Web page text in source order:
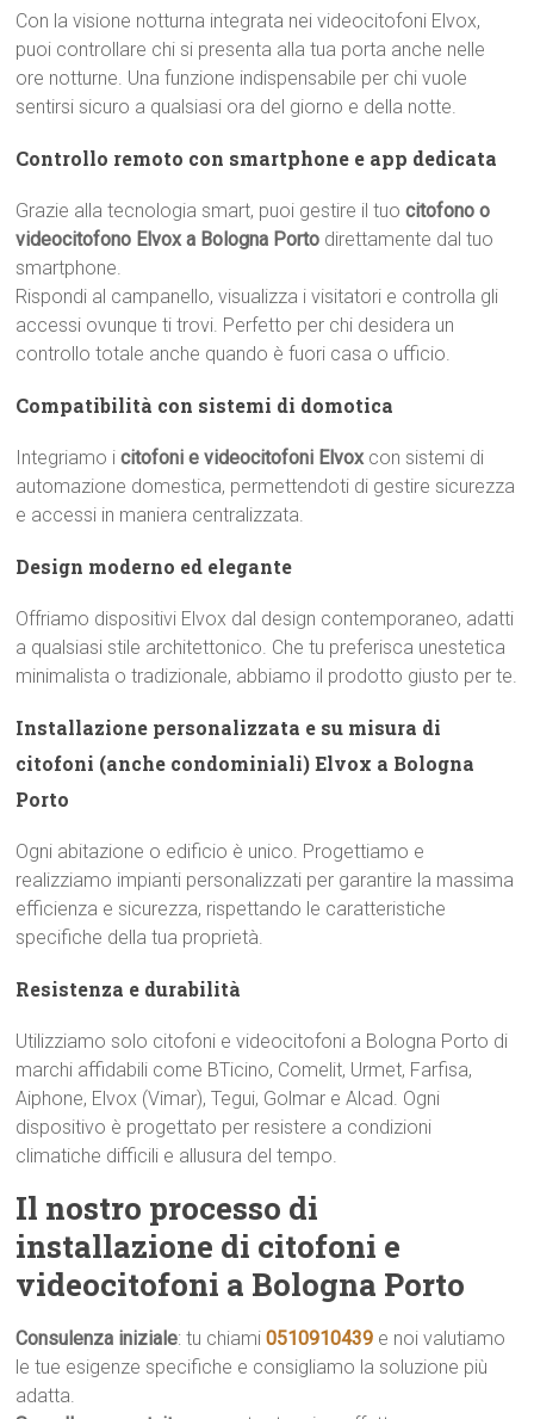
Con la visione notturna integrata nei videocitofoni Elvox,
puoi controllare chi si presenta alla tua porta anche nelle
ore notturne. Una funzione indispensabile per chi vuole
sentirsi sicuro a qualsiasi ora del giorno e della notte.
Controllo remoto con smartphone e app dedicata
Grazie alla tecnologia smart, puoi gestire il tuocitofono o
videocitofono Elvox a Bologna Porto direttamente dal tuo
smartphone.
Rispondi al campanello, visualizza i visitatori e controlla gli
accessi ovunque ti trovi. Perfetto per chi desidera un
controllo totale anche quando è fuori casa o ufficio.
Compatibilità con sistemi di domotica
Integriamo icitofoni e videocitofoni Elvoxcon sistemi di
automazione domestica, permettendoti di gestire sicurezza
e accessi in maniera centralizzata.
Design moderno ed elegante
Offriamo dispositivi Elvox dal design contemporaneo, adatti
a qualsiasi stile architettonico. Che tu preferisca unestetica
minimalista o tradizionale, abbiamo il prodotto giusto per te.
Installazione personalizzata e su misura di
citofoni (anche condominiali) Elvox a Bologna
Porto
Ogni abitazione o edificio è unico. Progettiamo e
realizziamo impianti personalizzati per garantire la massima
efficienza e sicurezza, rispettando le caratteristiche
specifiche della tua proprietà.
Resistenza e durabilità
Utilizziamo solo citofoni e videocitofoni a Bologna Porto di
marchi affidabili come BTicino, Comelit, Urmet, Farfisa,
Aiphone, Elvox (Vimar), Tegui, Golmar e Alcad. Ogni
dispositivo è progettato per resistere a condizioni
climatiche difficili e allusura del tempo.
Il nostro processo di
installazione di citofoni e
videocitofoni a Bologna Porto
Consulenza iniziale: tu chiami0510910439 e noi valutiamo
le tue esigenze specifiche e consigliamo la soluzione più
adatta.